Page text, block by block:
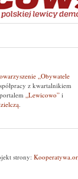
„Obywatele
z kwartalnikiem
„Lewicowo” i
.
strony: